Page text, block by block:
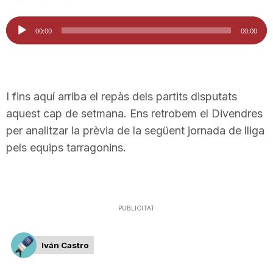
Reproductor
d'àudio
00:00 00:00
I fins aquí arriba el repàs dels partits disputats
aquest cap de setmana. Ens retrobem el Divendres
per analitzar la prèvia de la següent jornada de lliga
pels equips tarragonins.
PUBLICITAT
Iván Castro